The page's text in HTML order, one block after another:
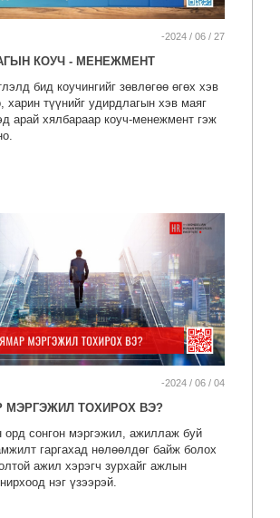
-2024 / 06 / 27
КОУЧ - МЕНЕЖМЕНТ
бид коучингийг зөвлөгөө өгөх хэв
харин түүнийг удирдлагын хэв маяг
арай хялбараар коуч-менежмент гэж
-2024 / 06 / 04
МЭРГЭЖИЛ ТОХИРОХ ВЭ?
орд сонгон мэргэжил, ажиллаж буй
гаргахад нөлөөлдөг байж болох
ажил хэрэгч зурхайг ажлын
нэг үзээрэй.